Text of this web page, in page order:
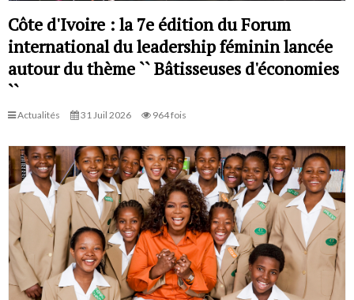
Côte d'Ivoire : la 7e édition du Forum
international du leadership féminin lancée
autour du thème `` Bâtisseuses d'économies
``
Actualités 31 Juil 2026 964 fois